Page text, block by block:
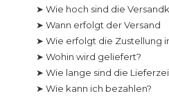
➤ Wie hoch sind die
➤ Wann erfolgt der Versand
➤ Wie erfolgt die Zustellung
➤ Wohin wird geliefert?
➤ Wie lange sind die
➤ Wie kann ich bezahlen?